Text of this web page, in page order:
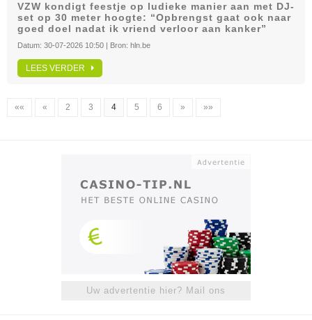
VZW kondigt feestje op ludieke manier aan met DJ-
set op 30 meter hoogte: “Opbrengst gaat ook naar
goed doel nadat ik vriend verloor aan kanker”
Datum: 30-07-2026 10:50 | Bron: hln.be
LEES VERDER
«« « 2 3 4 5 6 » »»
Uw advertentie hier? Mail ons